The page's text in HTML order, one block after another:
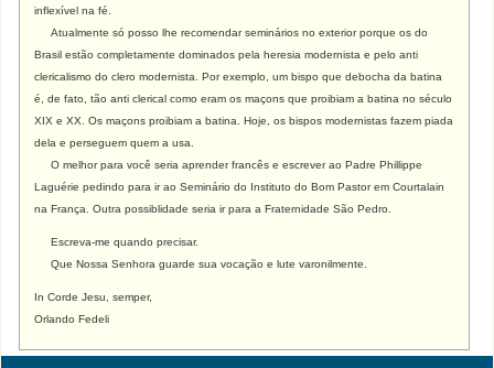
inflexível na fé.
Atualmente só posso lhe recomendar seminários no exterior porque os do
Brasil estão completamente dominados pela heresia modernista e pelo anti
clericalismo do clero modernista. Por exemplo, um bispo que debocha da batina
é, de fato, tão anti clerical como eram os maçons que proibiam a batina no século
XIX e XX. Os maçons proibiam a batina. Hoje, os bispos modernistas fazem piada
dela e perseguem quem a usa.
O melhor para você seria aprender francês e escrever ao Padre Phillippe
Laguérie pedindo para ir ao Seminário do Instituto do Bom Pastor em Courtalain
na França. Outra possiblidade seria ir para a Fraternidade São Pedro.
Escreva-me quando precisar.
Que Nossa Senhora guarde sua vocação e lute varonilmente.
In Corde Jesu, semper,
Orlando Fedeli